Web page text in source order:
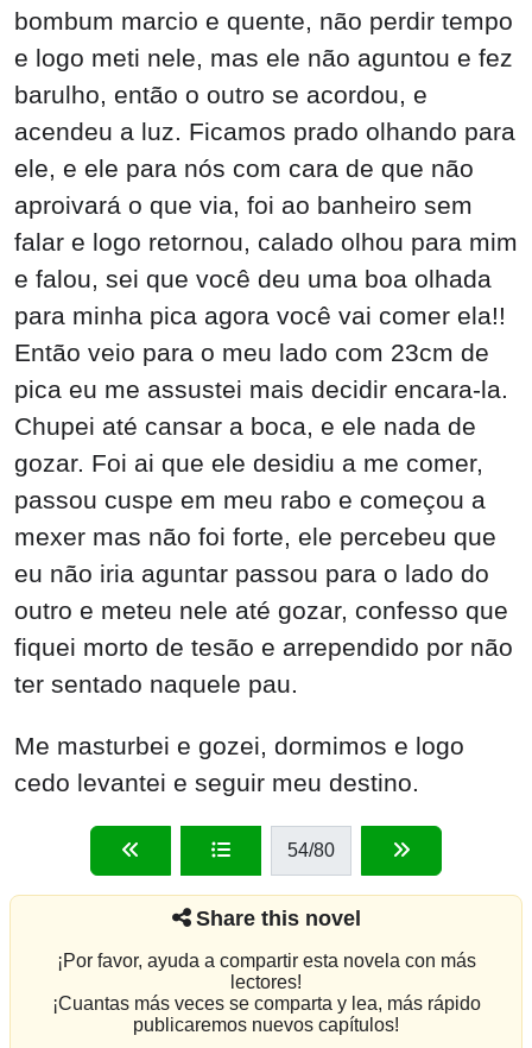
bombum marcio e quente, não perdir tempo
e logo meti nele, mas ele não aguntou e fez
barulho, então o outro se acordou, e
acendeu a luz. Ficamos prado olhando para
ele, e ele para nós com cara de que não
aproivará o que via, foi ao banheiro sem
falar e logo retornou, calado olhou para mim
e falou, sei que você deu uma boa olhada
para minha pica agora você vai comer ela!!
Então veio para o meu lado com 23cm de
pica eu me assustei mais decidir encara-la.
Chupei até cansar a boca, e ele nada de
gozar. Foi ai que ele desidiu a me comer,
passou cuspe em meu rabo e começou a
mexer mas não foi forte, ele percebeu que
eu não iria aguntar passou para o lado do
outro e meteu nele até gozar, confesso que
fiquei morto de tesão e arrependido por não
ter sentado naquele pau.
Me masturbei e gozei, dormimos e logo
cedo levantei e seguir meu destino.
54/80
Share this novel
¡Por favor, ayuda a compartir esta novela con más
lectores!
¡Cuantas más veces se comparta y lea, más rápido
publicaremos nuevos capítulos!